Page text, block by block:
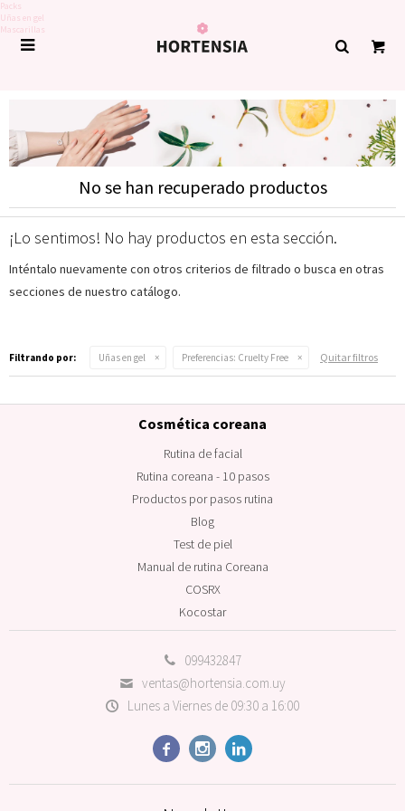

No se han recuperado productos
¡Lo sentimos! No hay productos en esta sección.
Inténtalo nuevamente con otros criterios de filtrado o busca en otras
secciones de nuestro catálogo.
Filtrando por: Uñas en gel Preferencias: Cruelty Free Quitar filtros
Packs
Uñas en gel
Mascarillas
099432847
ventas@hortensia.com.uy
Lunes a Viernes de 09:30 a 16:00
  
Cosmética coreana
Rutina de facial
Rutina coreana - 10 pasos
Productos por pasos rutina
Blog
Test de piel
Manual de rutina Coreana
COSRX
Kocostar